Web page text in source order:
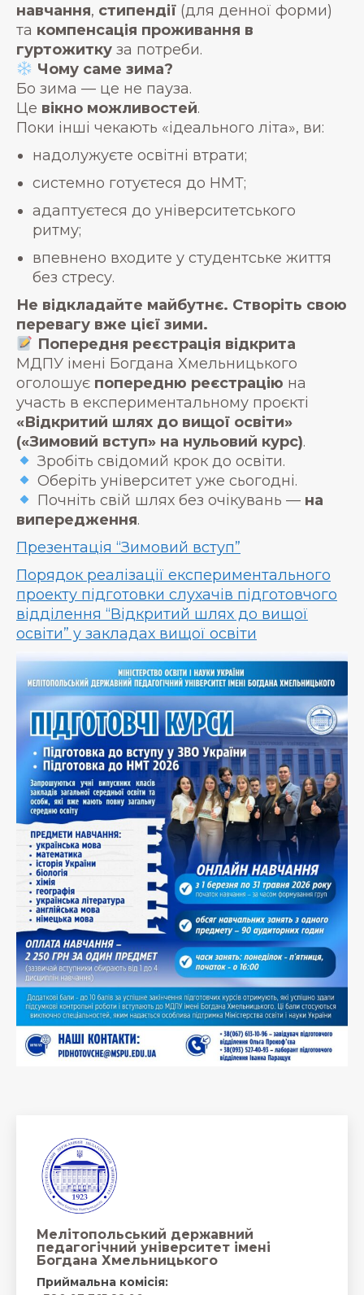
навчання, стипендії (для денної форми)
та компенсація проживання в
гуртожитку за потреби.
Чому саме зима?
Бо зима — це не пауза.
Це вікно можливостей.
Поки інші чекають «ідеального літа», ви:
надолужуєте освітні втрати;
системно готуєтеся до НМТ;
адаптуєтеся до університетського
ритму;
впевнено входите у студентське життя
без стресу.
Не відкладайте майбутнє. Створіть свою
перевагу вже цієї зими.
Попередня реєстрація відкрита
МДПУ імені Богдана Хмельницького
оголошує попередню реєстрацію на
участь в експериментальному проєкті
«Відкритий шлях до вищої освіти»
(«Зимовий вступ» на нульовий курс).
Зробіть свідомий крок до освіти.
Оберіть університет уже сьогодні.
Почніть свій шлях без очікувань — на
випередження.
Презентація “Зимовий вступ”
Порядок реалізації експериментального
проекту підготовки слухачів підготовчого
відділення “Відкритий шлях до вищої
освіти” у закладах вищої освіти
Мелітопольський державний
педагогічний університет імені
Богдана Хмельницького
Приймальна комісія: